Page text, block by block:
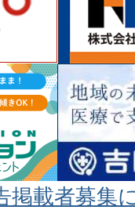
掲載者募集